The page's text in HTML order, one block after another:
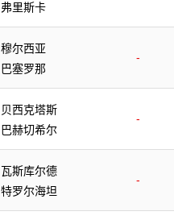
弗里斯卡
穆尔西亚
-
巴塞罗那
贝西克塔斯
-
巴赫切希尔
瓦斯库尔德
-
特罗尔海坦